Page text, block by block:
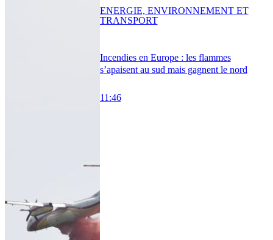
Incendies en Europe : les flammes
s’apaisent au sud mais gagnent le nord
11:46
ENERGIE, ENVIRONNEMENT ET
TRANSPORT